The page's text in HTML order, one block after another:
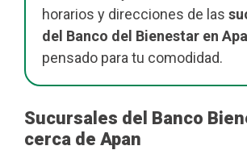
horarios y direcciones de las
del Banco del Bienestar en
pensado para tu comodidad.
Sucursales del Banco
cerca de Apan